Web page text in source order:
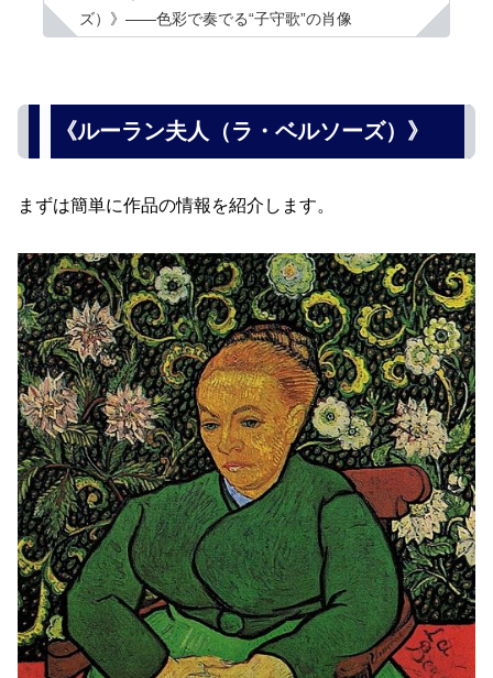
ズ）》――色彩で奏でる“子守歌”の肖像
《ルーラン夫人（ラ・ベルソーズ）》
まずは簡単に作品の情報を紹介します。